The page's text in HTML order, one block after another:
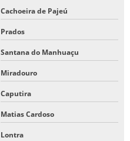
Cachoeira de Pajeú
Prados
Santana do Manhuaçu
Miradouro
Caputira
Matias Cardoso
Lontra